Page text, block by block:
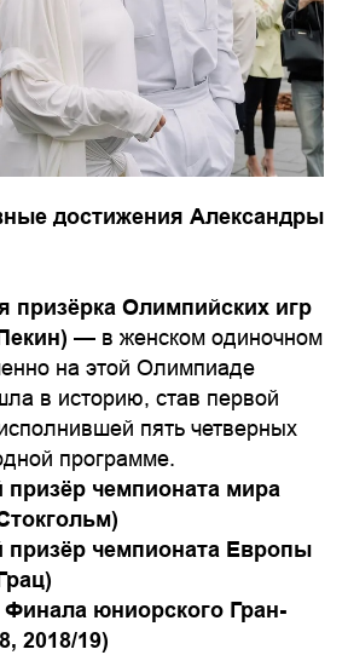
достижения Александры
призёрка Олимпийских игр
— в женском одиночном
на этой Олимпиаде
в историю, став первой
пять четверных
программе.
чемпионата мира
чемпионата Европы
юниорского Гран-
2018/19)